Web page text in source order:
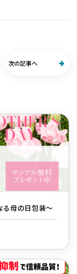
次の記事へ
母の日包装～